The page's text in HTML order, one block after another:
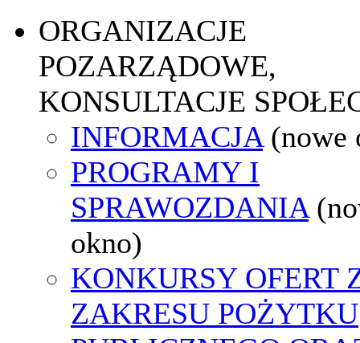
ORGANIZACJE
POZARZĄDOWE,
KONSULTACJE
INFORMACJA (nowe
PROGRAMY I
SPRAWOZDANIA
okno)
KONKURSY OFERT
ZAKRESU POŻYTKU